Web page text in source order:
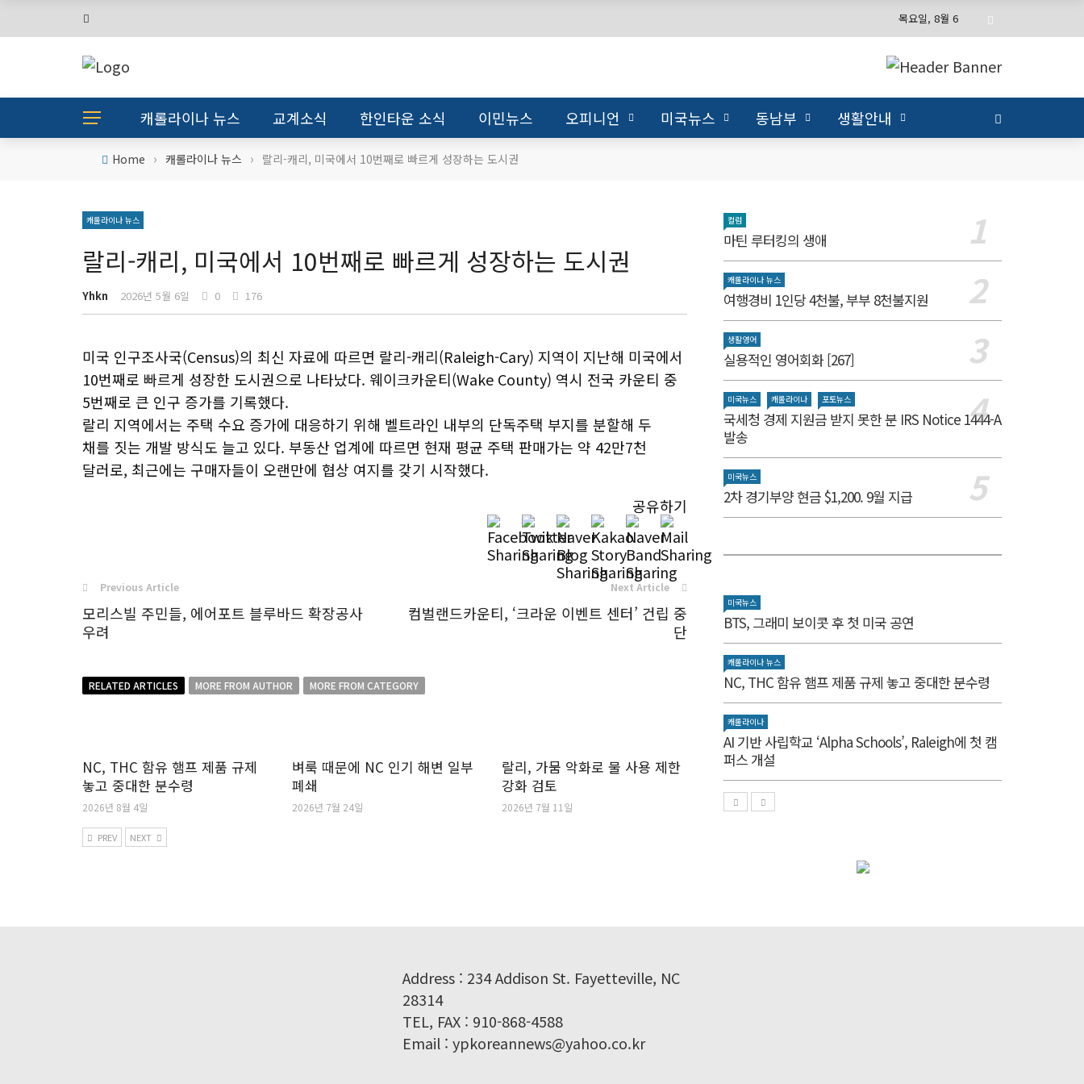
목요일, 8월 6
캐롤라이나 뉴스 교계소식 한인타운 소식 이민뉴스 오피니언 미국뉴스 동남부 생활안내
Home › 캐롤라이나 뉴스 › 랄리-캐리, 미국에서 10번째로 빠르게 성장하는 도시권
캐롤라이나 뉴스
랄리-캐리, 미국에서 10번째로 빠르게 성장하는 도시권
Yhkn 2026년 5월 6일 0 176
미국 인구조사국(Census)의 최신 자료에 따르면 랄리-캐리(Raleigh-Cary) 지역이 지난해 미국에서
10번째로 빠르게 성장한 도시권으로 나타났다. 웨이크카운티(Wake County) 역시 전국 카운티 중
5번째로 큰 인구 증가를 기록했다.
랄리 지역에서는 주택 수요 증가에 대응하기 위해 벨트라인 내부의 단독주택 부지를 분할해 두
채를 짓는 개발 방식도 늘고 있다. 부동산 업계에 따르면 현재 평균 주택 판매가는 약 42만7천
달러로, 최근에는 구매자들이 오랜만에 협상 여지를 갖기 시작했다.
공유하기
Previous Article
모리스빌 주민들, 에어포트 블루바드 확장공사
우려
Next Article
컴벌랜드카운티, ‘크라운 이벤트 센터’ 건립 중
단
RELATED ARTICLES MORE FROM AUTHOR MORE FROM CATEGORY
NC, THC 함유 햄프 제품 규제
놓고 중대한 분수령
2026년 8월 4일
벼룩 때문에 NC 인기 해변 일부
폐쇄
2026년 7월 24일
랄리, 가뭄 악화로 물 사용 제한
강화 검토
2026년 7월 11일
PREV NEXT
컬럼
마틴 루터킹의 생애
캐롤라이나 뉴스
여행경비 1인당 4천불, 부부 8천불지원
생활영어
실용적인 영어회화 [267]
미국뉴스 캐롤라이나 포토뉴스
국세청 경제 지원금 받지 못한 분 IRS Notice 1444-A
발송
미국뉴스
2차 경기부양 현금 $1,200. 9월 지급
미국뉴스
BTS, 그래미 보이콧 후 첫 미국 공연
캐롤라이나 뉴스
NC, THC 함유 햄프 제품 규제 놓고 중대한 분수령
캐롤라이나
AI 기반 사립학교 ‘Alpha Schools’, Raleigh에 첫 캠
퍼스 개설
Address : 234 Addison St. Fayetteville, NC
28314
TEL, FAX : 910-868-4588
Email : ypkoreannews@yahoo.co.kr